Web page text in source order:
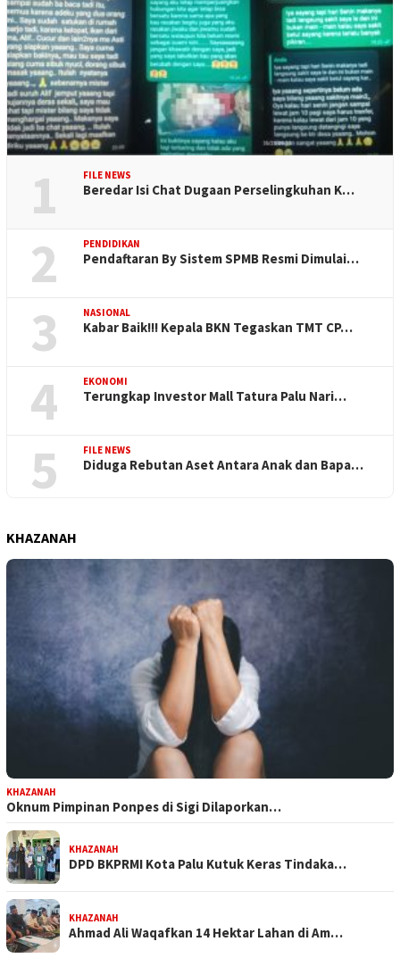
1 FILE NEWS
Beredar Isi Chat Dugaan Perselingkuhan K…
2 PENDIDIKAN
Pendaftaran By Sistem SPMB Resmi Dimulai…
3 NASIONAL
Kabar Baik!!! Kepala BKN Tegaskan TMT CP…
4 EKONOMI
Terungkap Investor Mall Tatura Palu Nari…
5 FILE NEWS
Diduga Rebutan Aset Antara Anak dan Bapa…
KHAZANAH
KHAZANAH
Oknum Pimpinan Ponpes di Sigi Dilaporkan…
KHAZANAH
DPD BKPRMI Kota Palu Kutuk Keras Tindaka…
KHAZANAH
Ahmad Ali Waqafkan 14 Hektar Lahan di Am…